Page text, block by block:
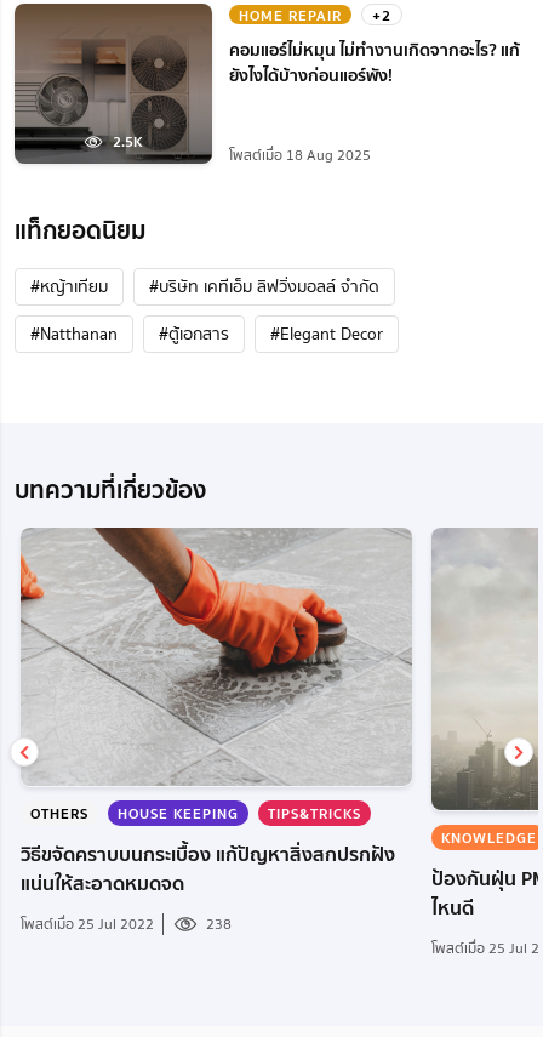
2.5K
HOME REPAIR +2
คอมแอร์ไม่หมุน ไม่ทํางานเกิดจากอะไร? แก้
ยังไงได้บ้างก่อนแอร์พัง!
โพสต์เมื่อ 18 Aug 2025
แท็กยอดนิยม
#หญ้าเทียม
#บริษัท เคทีเอ็ม ลิฟวิ่งมอลล์ จำกัด
#Natthanan
#ตู้เอกสาร #Elegant Decor
บทความที่เกี่ยวข้อง
OTHERS HOUSE KEEPING TIPS&TRICKS
วิธีขจัดคราบบนกระเบื้อง แก้ปัญหาสิ่งสกปรกฝัง
แน่นให้สะอาดหมดจด
โพสต์เมื่อ 25 Jul 2022 238
KNOWLEDGE
ป้องกันฝุ่น
ไหนดี
โพสต์เมื่อ 25 Jul